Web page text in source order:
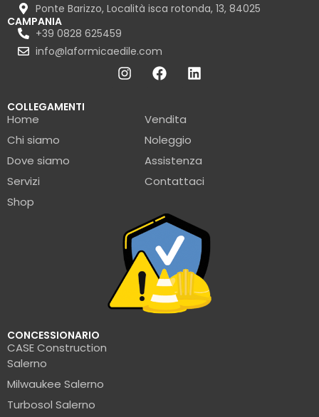
Ponte Barizzo, Località isca rotonda, 13, 84025
CAMPANIA
+39 0828 625459
info@laformicaedile.com
COLLEGAMENTI
Home
Chi siamo
Dove siamo
Servizi
Shop
Vendita
Noleggio
Assistenza
Contattaci
CONCESSIONARIO
CASE Construction
Salerno
Milwaukee Salerno
Turbosol Salerno